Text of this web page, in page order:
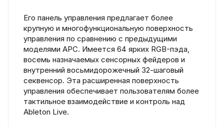
Его панель управления предлагает более
крупную и многофункциональную поверхность
управления по сравнению с предыдущими
моделями APC. Имеется 64 ярких RGB-пэда,
восемь назначаемых сенсорных фейдеров и
внутренний восьмидорожечный 32-шаговый
секвенсор. Эта расширенная поверхность
управления обеспечивает пользователям более
тактильное взаимодействие и контроль над
Ableton Live.